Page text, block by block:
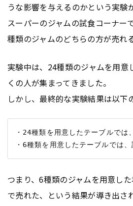
うな影響を与えるのかという実験
スーパーのジャムの試食コーナー
種類のジャムのどちらの方が売れ
実験中は、24種類のジャムを用意
くの人が集まってきました。
しかし、最終的な実験結果は以下
・24種類を用意したテーブルでは
つまり、6種類のジャムを用意し
で売れた、という結果が導き出さ